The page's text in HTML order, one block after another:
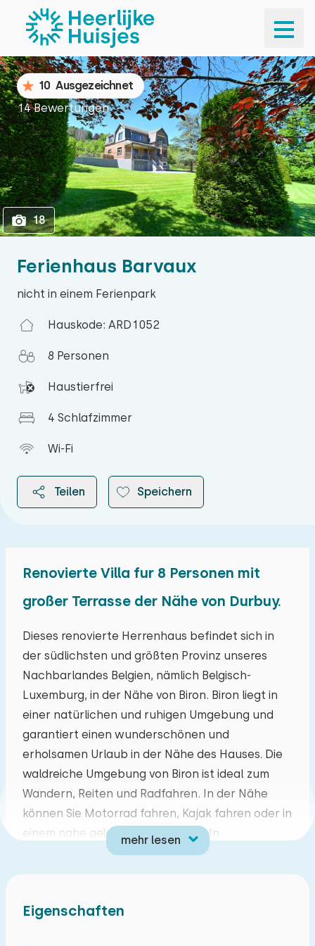
1
Ferienhaus Barvaux
nicht in einem Ferienpark
Hauskode: ARD1052
8 Personen
Haustierfrei
4 Schlafzimmer
Wi-Fi
Teilen Speichern
10 Ausgezeichnet
14 Bewertungen
18
Renovierte Villa fur 8 Personen mit
großer Terrasse der Nähe von Durbuy.
Dieses renovierte Herrenhaus befindet sich in
der südlichsten und größten Provinz unseres
Nachbarlandes Belgien, nämlich Belgisch-
Luxemburg, in der Nähe von Biron. Biron liegt in
einer natürlichen und ruhigen Umgebung und
garantiert einen wunderschönen und
erholsamen Urlaub in der Nähe des Hauses. Die
waldreiche Umgebung von Biron ist ideal zum
Wandern, Reiten und Radfahren. In der Nähe
können Sie Motorrad fahren, Kajak fahren oder in
einem nahe gelegenen Fluss angeln.
Durbuy. Das Haus hat ein wunderschönes
Aussehen und wird Ihnen das Gefühl von Freiheit
mehr lesen
August 2026
Mo Di Mi Do Fr Sa So
27 28 29 30 31 01 02
03 04 05 06 07 08
10 11 12 13 14 15 16
17 18 19 20 21 22 23
Eigenschaften